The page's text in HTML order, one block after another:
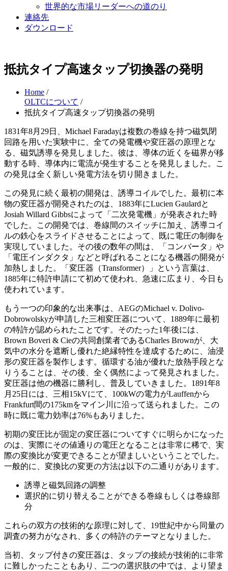
世界的な市場リーダーへの道のり
連絡先
ダウンロード
抵抗タイプ高速タップ切換器の発明
Home /
OLTCについて /
抵抗タイプ高速タップ切換器の発明
1831年8月29日、Michael Faradayは複数の巻線を持つ磁気閉
回路を用いた実験中に、全ての発電機や変圧器の原理とな
る、磁気誘導を発見しました。彼は、導体の近くを磁界が移
動する時、導体内に電流が発生することを発見しました。こ
の発見は全く新しい発電方法を切り開きました。
この発見に続く最初の開発は、誘導コイルでした。最初に本
物の変圧器が開発されたのは、1883年にLucien Gaulardと
Josiah Willard Gibbsによって「二次発電機」が発表された時
でした。この開発では、巻線間のスイッチに加え、誘導コイ
ルの鉄心をスライドさせることによって、既に電圧の制御を
実現していました。その後の数年の間は、「コンバータ」や
「電圧インダクタ」などと呼ばれることになる機器の開発が
加熱しました。「変圧器（Transformer）」という言葉は、
1885年に特許申請にて初めて使われ、急速に広まり、今日も
使われています。
もう一つの印象的な出来事は、AEGのMichael v. Dolivo-
Dobrowolskyが申請した三相変圧器について、1889年に最初
の特許が認められたことです。そのたった1年後には、
Brown Boveri & Cieの共同創業者であるCharles Brownが、大
気中の水分を遮断し優れた絶縁特性を達成するために、油浸
形の変圧器を製作します。循環する油が優れた放熱手段とな
りうることは、その後、全く偶然によって発見されました。
変圧器は他の機器に勝利し、普及していきました。1891年8
月25日には、三相15kVにて、100kWの電力がLauffenから
Frankfurt間の175kmをマイン川に沿って送られました。この
時に既に電力効率は76%もありました。
初期の変圧比が固定の変圧器についてすぐに明らかになった
のは、実際にその値通りの電圧となることは非常に稀で、実
際の変換比が変更できることが望ましいということでした。
一般的に、変換比の変更の方法は以下の二通りがあります。
誘導と磁気回路の調整
選択的に切り替えることができる巻線もしくは巻線部
分
これらの双方の技術的な原理に対して、19世紀中から同量の
調査の努力がなされ、多くの特許のテーマとなりました。
当初、タップ付きの変圧器は、タップの接続が技術的に非常
に難しかったこともあり、二つの選択肢の中では、より望ま